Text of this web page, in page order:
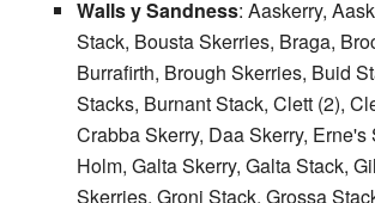
Walls y Sandness: Aaskerry,
Stack, Bousta Skerries, Braga,
Burrafirth, Brough Skerries, Buid
Stacks, Burnant Stack, Clett (2),
Crabba Skerry, Daa Skerry, Erne's
Holm, Galta Skerry, Galta Stack,
Skerries, Groni Stack, Grossa